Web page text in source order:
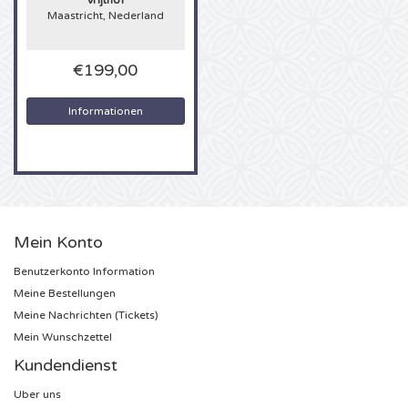
Bruno Mars Karten
Ariana Grande Karten
Eminem Karten
Enrique Iglesias Karten
Lady Gaga Karten
Maroon 5 Karten
Rihanna Karten
Maastricht, Nederland
€199,00
Informationen
Mein Konto
Benutzerkonto Information
Meine Bestellungen
Meine Nachrichten (Tickets)
Mein Wunschzettel
Kundendienst
Uber uns